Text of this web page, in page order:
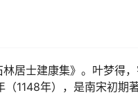
居士建康集》。叶梦得
1148年），是南宋初期